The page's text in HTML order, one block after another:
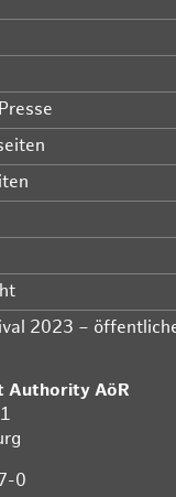
2023 –
Authority AöR
0